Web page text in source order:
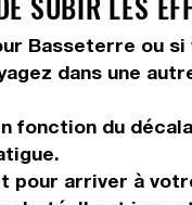
Basseterre ou
dans une
fonction du
pour arriver à